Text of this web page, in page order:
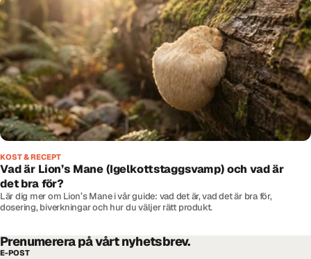
KOST & RECEPT
Vad är Lion’s Mane (Igelkottstaggsvamp) och vad är
det bra för?
Lär dig mer om Lion’s Mane i vår guide: vad det är, vad det är bra för,
dosering, biverkningar och hur du väljer rätt produkt.
Prenumerera på vårt nyhetsbrev.
E-POST